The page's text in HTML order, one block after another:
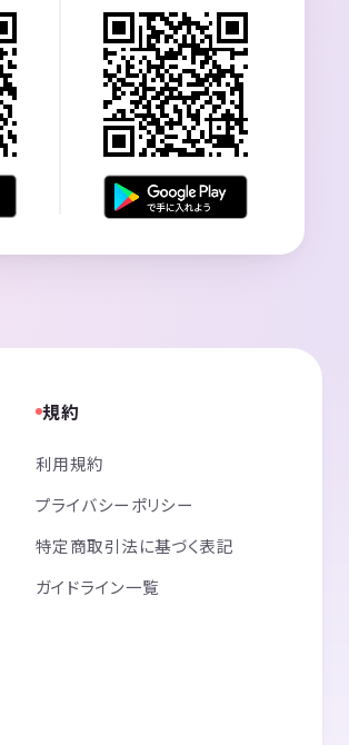
規約
利用規約
プライバシーポリシー
特定商取引法に基づく表記
ガイドライン一覧